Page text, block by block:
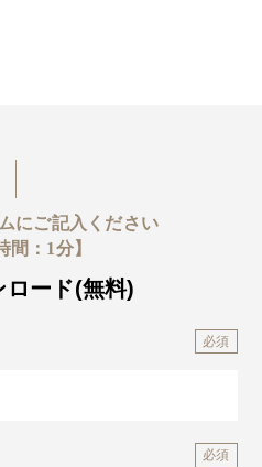
にご記入ください
間：1分】
ロード(無料)